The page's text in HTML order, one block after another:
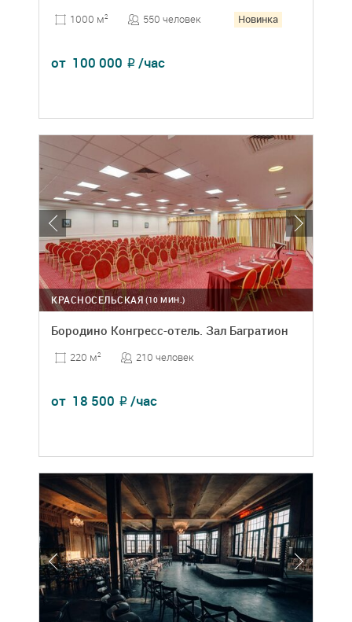
1000 м2 550 человек Новинка
от 100 000 ₽ /час
(10 МИН.)
КРАСНОСЕЛЬСКАЯ
Бородино Конгресс-отель. Зал Багратион
220 м2 210 человек
от 18 500 ₽ /час